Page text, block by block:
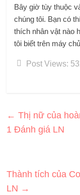
Bây giờ tùy thuộc
chúng tôi. Bạn có
thích nhân vật nào
tôi biết trên máy
Post Views:
← Thị nữ của
1 Đánh giá LN
Thành tích của
LN →